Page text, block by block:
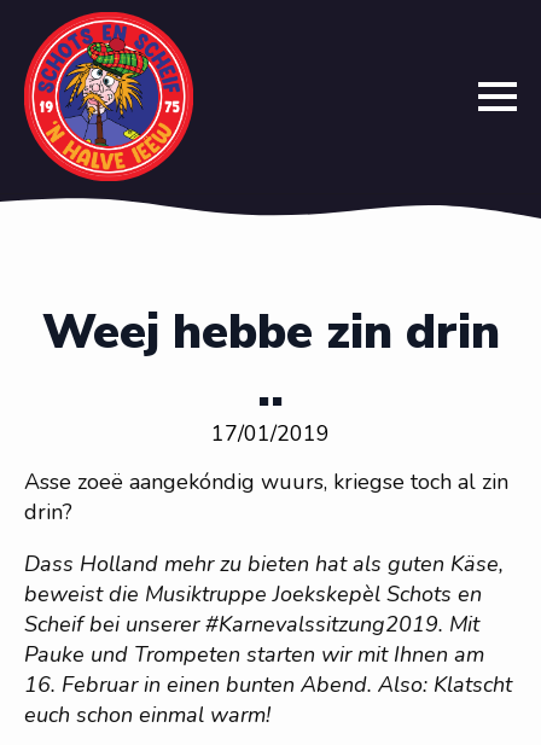
Weej hebbe zin drin
..
17/01/2019
Asse zoeë aangekóndig wuurs, kriegse toch al zin
drin?
Dass Holland mehr zu bieten hat als guten Käse,
beweist die Musiktruppe Joekskepèl Schots en
Scheif bei unserer #Karnevalssitzung2019. Mit
Pauke und Trompeten starten wir mit Ihnen am
16. Februar in einen bunten Abend. Also: Klatscht
euch schon einmal warm!